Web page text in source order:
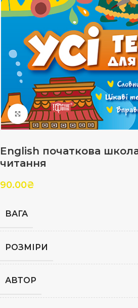
Клацніть, щоб збільшити
English початкова
читання
90.00₴
ВАГА
РОЗМІРИ
АВТОР